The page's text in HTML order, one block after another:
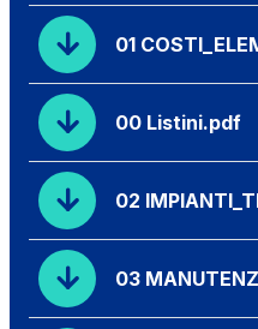
01
00 Listini.pdf
02
03